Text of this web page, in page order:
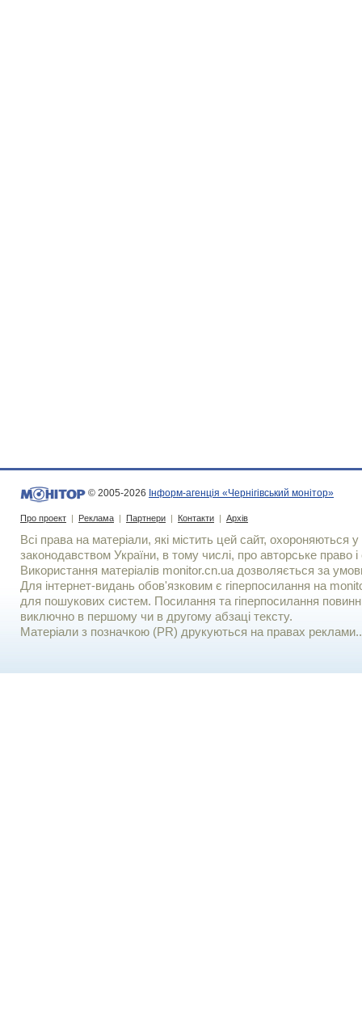
© 2005-2026 Інформ-агенція «Чернігівський монітор»
Про проект | Реклама | Партнери | Контакти | Архів
Всі права на матеріали, які містить цей сайт, охороняються у
законодавством України, в тому числі, про авторське право і
Використання матерiалiв monitor.cn.ua дозволяється за
Для iнтернет-видань обов'язковим є гiперпосилання на
для пошукових систем. Посилання та гіперпосилання
виключно в першому чи в другому абзаці тексту.
Матеріали з позначкою (PR) друкуються на правах реклами..